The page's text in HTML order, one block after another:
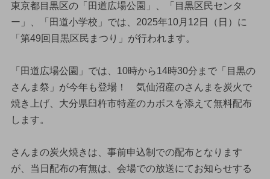
東京都目黒区の「田道広場公園」、「目黒区民センタ
ー」、「田道小学校」では、2025年10月12日（日）に
「第49回目黒区民まつり」が行われます。
「田道広場公園」では、10時から14時30分まで「目黒の
さんま祭」が今年も登場！ 気仙沼産のさんまを炭火で
焼き上げ、大分県臼杵市特産のカボスを添えて無料配布
します。
さんまの炭火焼きは、事前申込制での配布となります
が、当日配布の有無は、会場での放送にてお知らせする